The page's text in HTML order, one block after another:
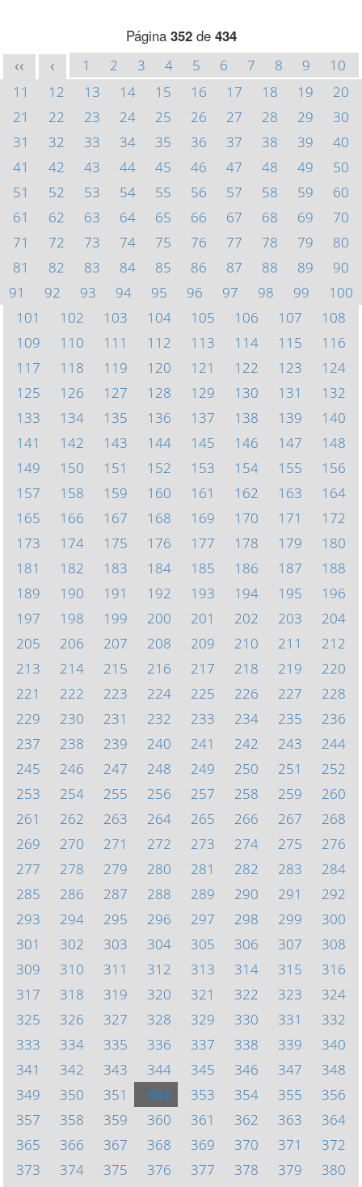
Página 352de 434
<< < 1 2 3 4 5 6 7 8 9
10
11
12 13 14 15 16 17 18 19
20
21
22 23 24 25 26 27 28 29
30
31
32 33 34 35 36 37 38 39
40
41
42 43 44 45 46 47 48 49
50
51
52 53 54 55 56 57 58 59
60
61
62 63 64 65 66 67 68 69
70
71
72 73 74 75 76 77 78 79
80
81
82 83 84 85 86 87 88 89
90
91
92 93 94 95 96 97 98 99
100
101
102 103 104 105 106 107
108
109
110 111 112 113 114 115
116
117
118 119 120 121 122 123
124
125
126 127 128 129 130 131
132
133
134 135 136 137 138 139
140
141
142 143 144 145 146 147
148
149
150 151 152 153 154 155
156
157
158 159 160 161 162 163
164
165
166 167 168 169 170 171
172
173
174 175 176 177 178 179
180
181
182 183 184 185 186 187
188
189
190 191 192 193 194 195
196
197
198 199 200 201 202 203
204
205
206 207 208 209 210 211
212
213
214 215 216 217 218 219
220
221
222 223 224 225 226 227
228
229
230 231 232 233 234 235
236
237
238 239 240 241 242 243
244
245
246 247 248 249 250 251
252
253
254 255 256 257 258 259
260
261
262 263 264 265 266 267
268
269
270 271 272 273 274 275
276
277
278 279 280 281 282 283
284
285
286 287 288 289 290 291
292
293
294 295 296 297 298 299
300
301
302 303 304 305 306 307
308
309
310 311 312 313 314 315
316
317
318 319 320 321 322 323
324
325
326 327 328 329 330 331
332
333
334 335 336 337 338 339
340
341
342 343 344 345 346 347
348
349
350 351 352 353 354 355
356
357
358 359 360 361 362 363
364
365
366 367 368 369 370 371
372
373
374 375 376 377 378 379
380